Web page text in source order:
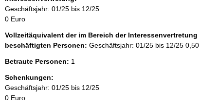
Geschäftsjahr: 01/25 bis 12/25
0 Euro
Vollzeitäquivalent der im Bereich der Interessenvertretung
beschäftigten Personen: Geschäftsjahr: 01/25 bis 12/25 0,50
Betraute Personen: 1
Schenkungen:
Geschäftsjahr: 01/25 bis 12/25
0 Euro